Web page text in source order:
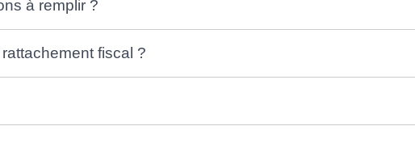
à remplir ?
fiscal ?